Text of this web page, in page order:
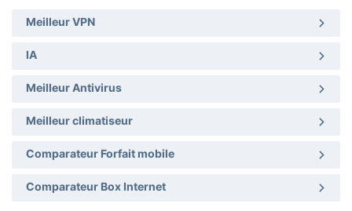
Meilleur VPN
IA
Meilleur Antivirus
Meilleur climatiseur
Comparateur Forfait mobile
Comparateur Box Internet